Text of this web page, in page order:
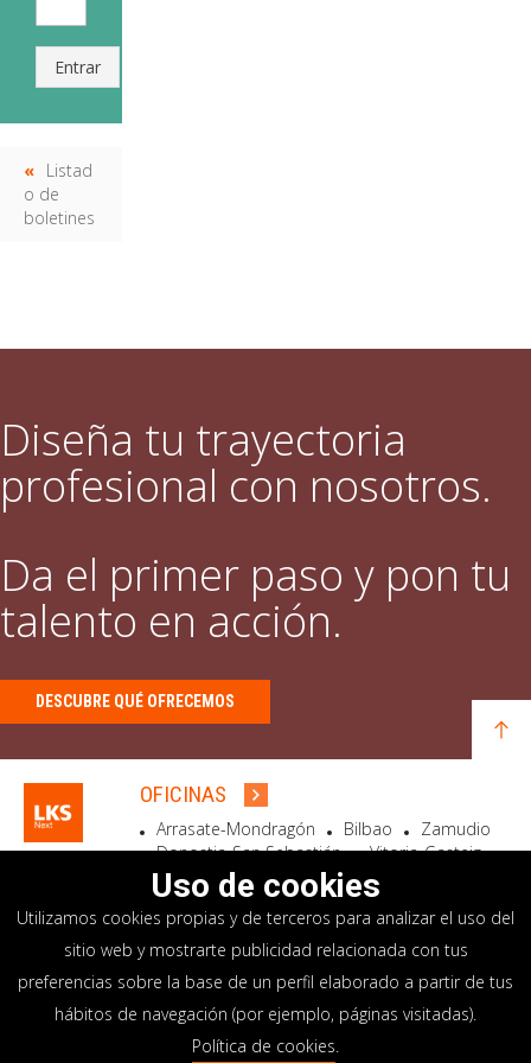
Entrar
Listad
o de
boletines
Diseña tu trayectoria
profesional con nosotros.
Da el primer paso y pon tu
talento en acción.
DESCUBRE QUÉ OFRECEMOS
OFICINAS
Arrasate-Mondragón Bilbao
Zamudio
Donostia-San Sebastián
Vitoria-Gasteiz
Madrid
El Astillero Bidart
SEDE SOCIAL
Goiru, 7 Arrasate-Mondragón
CP 20500 GIPUZKOA – SPAIN
+34 900 84 14 14
info@lksnext.com
Uso de cookies
Utilizamos cookies propias y de terceros para analizar el uso del
sitio web y mostrarte publicidad relacionada con tus
preferencias sobre la base de un perfil elaborado a partir de tus
hábitos de navegación (por ejemplo, páginas visitadas).
Política de cookies.